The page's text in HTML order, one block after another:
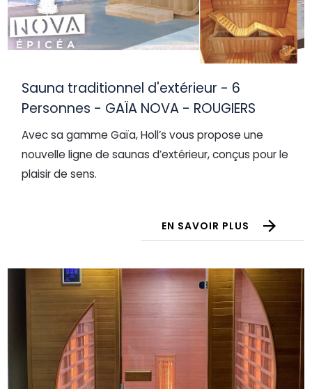
Sauna traditionnel d'extérieur - 6
Personnes - GAÏA NOVA - ROUGIERS
Avec sa gamme Gaïa, Holl’s vous propose une
nouvelle ligne de saunas d’extérieur, conçus pour le
plaisir de sens.
EN SAVOIR PLUS